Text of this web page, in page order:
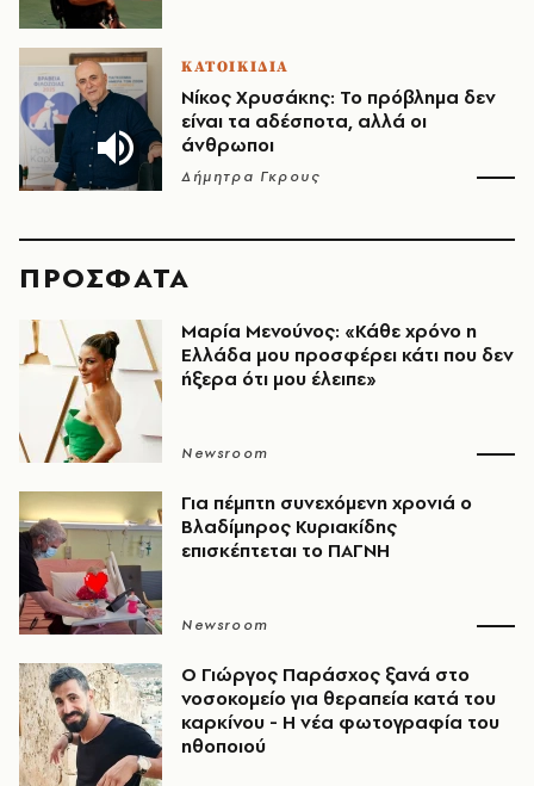
ΚΑΤΟΙΚΙΔΙΑ
Νίκος Χρυσάκης: Το πρόβλημα δεν
είναι τα αδέσποτα, αλλά οι
άνθρωποι
Δήμητρα Γκρους
ΠΡΟΣΦΑΤΑ
Μαρία Μενούνος: «Κάθε χρόνο η
Ελλάδα μου προσφέρει κάτι που δεν
ήξερα ότι μου έλειπε»
Newsroom
Για πέμπτη συνεχόμενη χρονιά ο
Βλαδίμηρος Κυριακίδης
επισκέπτεται το ΠΑΓΝΗ
Newsroom
O Γιώργος Παράσχος ξανά στο
νοσοκομείο για θεραπεία κατά του
καρκίνου - Η νέα φωτογραφία του
ηθοποιού